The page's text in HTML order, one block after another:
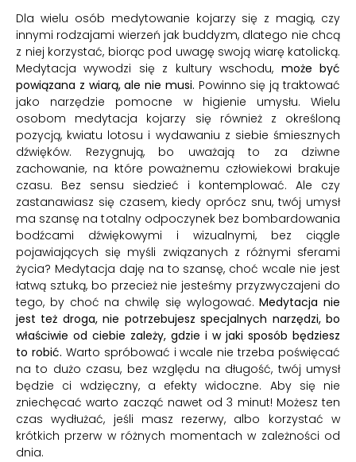
Dla wielu osób medytowanie kojarzy się z magią, czy
innymi rodzajami wierzeń jak buddyzm, dlatego nie chcą
z niej korzystać, biorąc pod uwagę swoją wiarę katolicką.
Medytacja wywodzi się z kultury wschodu, może być
powiązana z wiarą, ale nie musi. Powinno się ją traktować
jako narzędzie pomocne w higienie umysłu. Wielu
osobom medytacja kojarzy się również z określoną
pozycją, kwiatu lotosu i wydawaniu z siebie śmiesznych
dźwięków. Rezygnują, bo uważają to za dziwne
zachowanie, na które poważnemu człowiekowi brakuje
czasu. Bez sensu siedzieć i kontemplować. Ale czy
zastanawiasz się czasem, kiedy oprócz snu, twój umysł
ma szansę na totalny odpoczynek bez bombardowania
bodźcami dźwiękowymi i wizualnymi, bez ciągle
pojawiających się myśli związanych z różnymi sferami
życia? Medytacja daję na to szansę, choć wcale nie jest
łatwą sztuką, bo przecież nie jesteśmy przyzwyczajeni do
tego, by choć na chwilę się wylogować.Medytacja nie
jest też droga, nie potrzebujesz specjalnych narzędzi, bo
właściwie od ciebie zależy, gdzie i w jaki sposób będziesz
to robić. Warto spróbować i wcale nie trzeba poświęcać
na to dużo czasu, bez względu na długość, twój umysł
będzie ci wdzięczny, a efekty widoczne. Aby się nie
zniechęcać warto zacząć nawet od 3 minut! Możesz ten
czas wydłużać, jeśli masz rezerwy, albo korzystać w
krótkich przerw w różnych momentach w zależności od
dnia.